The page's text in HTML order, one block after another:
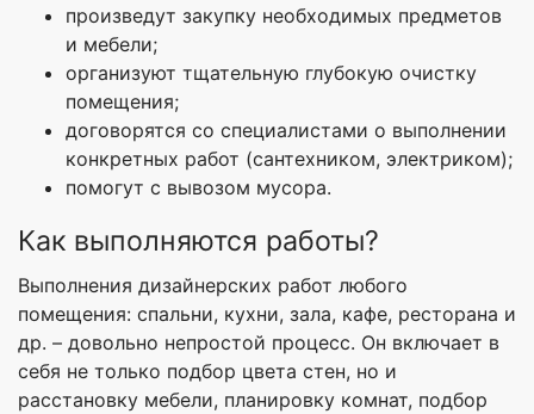
произведут закупку необходимых предметов
и мебели;
организуют тщательную глубокую очистку
помещения;
договорятся со специалистами о выполнении
конкретных работ (сантехником, электриком);
помогут с вывозом мусора.
Как выполняются работы?
Выполнения дизайнерских работ любого
помещения: спальни, кухни, зала, кафе, ресторана и
др. – довольно непростой процесс. Он включает в
себя не только подбор цвета стен, но и
расстановку мебели, планировку комнат, подбор